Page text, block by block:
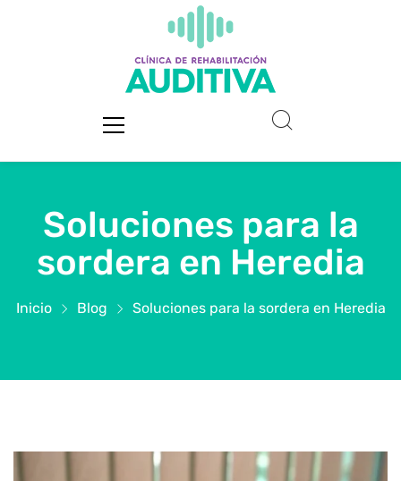
Soluciones para la
sordera en Heredia
Inicio Blog Soluciones para la sordera en Heredia